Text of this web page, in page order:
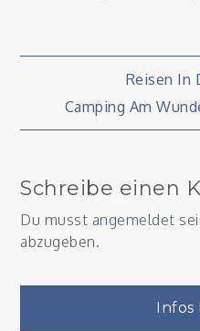
Reisen In
Camping Am
Schreibe einen
Du musst angemeldet
abzugeben.
Infos